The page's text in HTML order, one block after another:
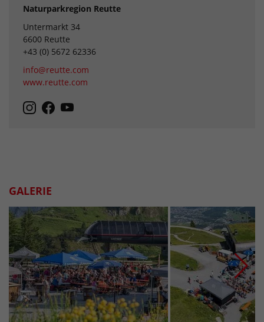
Naturparkregion Reutte
Untermarkt 34
6600 Reutte
+43 (0) 5672 62336
info@reutte.com
www.reutte.com
GALERIE